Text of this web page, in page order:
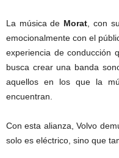
La música de Morat , con
emocionalmente con el
experiencia de conducción
busca crear una banda
aquellos en los que la
encuentran.
Con esta alianza, Volvo
solo es eléctrico, sino que